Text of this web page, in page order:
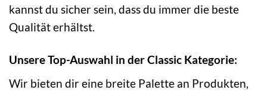
kannst du sicher sein, dass du immer die beste
Qualität erhältst.
Unsere Top-Auswahl in der Classic Kategorie:
Wir bieten dir eine breite Palette an Produkten,